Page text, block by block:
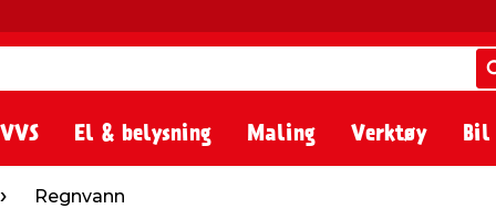
El & belysning Maling Verktøy
Regnvann